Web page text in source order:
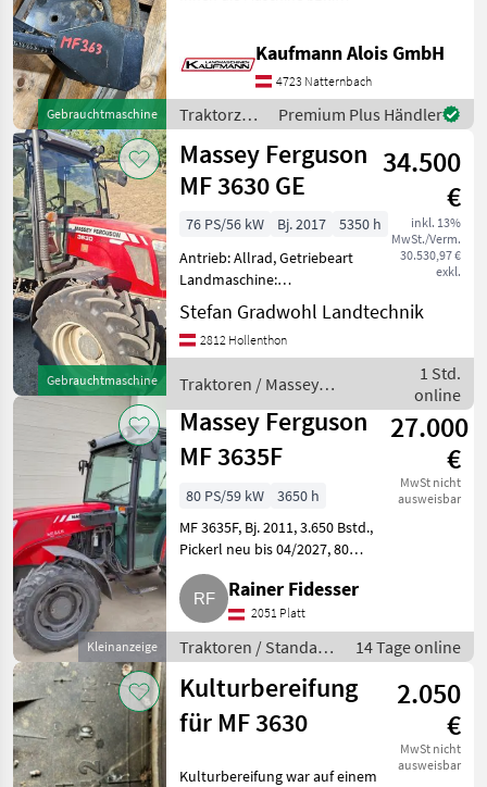
Hydrac
Konsolen
Zu Mf 363
KATEGORIE
WÄHLEN
Landtechnik
5
MARKTPLATZ
Marktplatz Händlerangebote
Gebrauchtmaschine
Terminvereinbarung
telefonisch oder per Mail.
Wir sind unter Absprache
auch
Kaufmann Alois GmbH
4723 Natternbach
Traktorzubehör
/ Hydrac
Premium Plus Händler
Gebrauchtmaschine
Massey Ferguson
MF 3630 GE
34.500
€
inkl. 13%
MwSt./Verm.
30.530,97 €
exkl.
76 PS/56 kW Bj. 2017
5350 h
Antrieb: Allrad, Getriebeart
Landmaschine:
Lastschaltgetriebe,
Plattform: Kabine,
Höchstgeschwindigkeit in
Turbolader mit
Ladeluftkühlung, Bolze
Stefan Gradwohl Landtechnik
2812 Hollenthon
Traktoren / Massey
Ferguson
1 Std.
online
Kleinanzeige
Massey Ferguson
MF 3635F
27.000
€
MwSt nicht
ausweisbar
80 PS/59 kW
3650 h
MF 3635F, Bj. 2011, 3.650 Bstd.,
Pickerl neu bis 04/2027, 80
PS/59 KW, Sisu 3, 3 l m. Turbo,
Allrad (el. zuschaltbar),
Wendeschaltung, 4 Gänge/3
Gruppen, 1 LS V+R, ZW
Rainer Fidesser
2051 Platt
Traktoren / Standard
Traktoren
14 Tage online
Kulturbereifung
für MF 3630
2.050
€
MwSt nicht
ausweisbar
Kulturbereifung war auf einem